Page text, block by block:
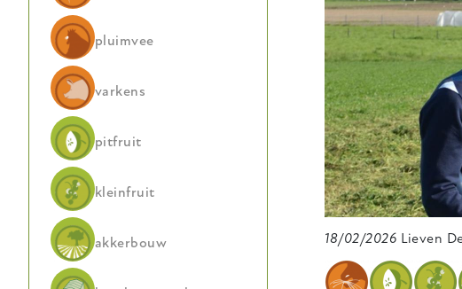
18/02/2026 Lieven
pluimvee
varkens
pitfruit
kleinfruit
akkerbouw